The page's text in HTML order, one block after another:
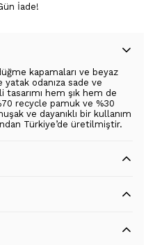
İade!
kapamaları ve beyaz
odanıza sade ve
hem şık hem de
recycle pamuk ve %30
ve dayanıklı bir kullanım
Türkiye’de üretilmiştir.